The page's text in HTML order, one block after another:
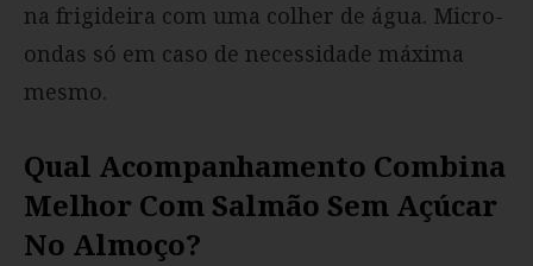
na frigideira com uma colher de água. Micro-
ondas só em caso de necessidade máxima
mesmo.
Qual Acompanhamento Combina
Melhor Com Salmão Sem Açúcar
No Almoço?